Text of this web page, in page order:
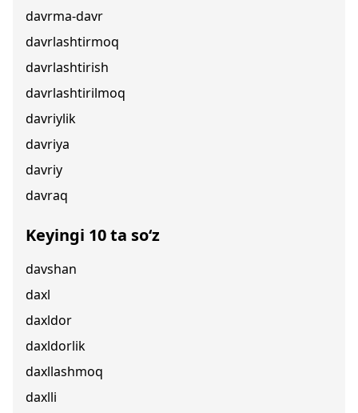
davrma-davr
davrlashtirmoq
davrlashtirish
davrlashtirilmoq
davriylik
davriya
davriy
davraq
Keyingi 10 ta so‘z
davshan
daxl
daxldor
daxldorlik
daxllashmoq
daxlli